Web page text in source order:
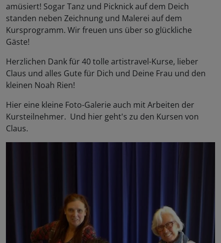
amüsiert! Sogar Tanz und Picknick auf dem Deich
standen neben Zeichnung und Malerei auf dem
Kursprogramm. Wir freuen uns über so glückliche
Gäste!
Herzlichen Dank für 40 tolle artistravel-Kurse, lieber
Claus und alles Gute für Dich und Deine Frau und den
kleinen Noah Rien!
Hier eine kleine Foto-Galerie auch mit Arbeiten der
Kursteilnehmer. Und hier geht's zu den Kursen von
Claus.